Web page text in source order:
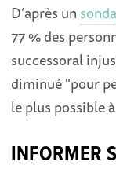
D’après un
77 % des
successoral
diminué "pour
le plus possible
INFORMER